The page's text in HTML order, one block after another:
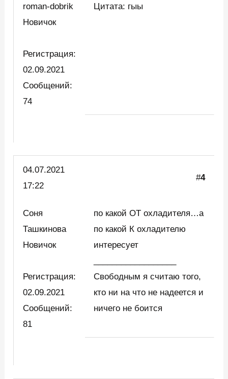
roman-dobrik
Новичок
Регистрация:
02.09.2021
Сообщений:
74
Цитата: гыы
04.07.2021
17:22
#4
Соня
Ташкинова
Новичок
Регистрация:
02.09.2021
Сообщений:
81
по какой ОТ охладителя…а
по какой К охладителю
интересует
Свободным я считаю того,
кто ни на что не надеется и
ничего не боится